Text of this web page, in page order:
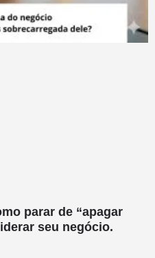
parar de “apagar
seu negócio.